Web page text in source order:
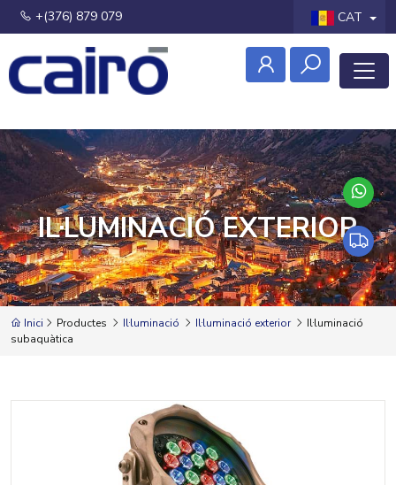
+(376) 879 079 CAT
IL·LUMINACIÓ EXTERIOR
Inici Productes Il·luminació Il·luminació exterior
Il·luminació
subaquàtica